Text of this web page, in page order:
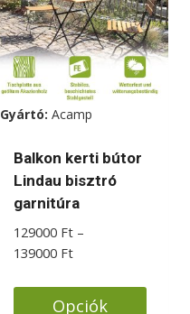
Gyártó: Acamp
Balkon kerti bútor
Lindau bisztró
garnitúra
129000 Ft –
139000 FtÁrtartomány:
-
Opciók